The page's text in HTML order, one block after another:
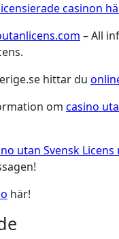
casinon
– All
hittar du
om casino
utan Svensk
här!